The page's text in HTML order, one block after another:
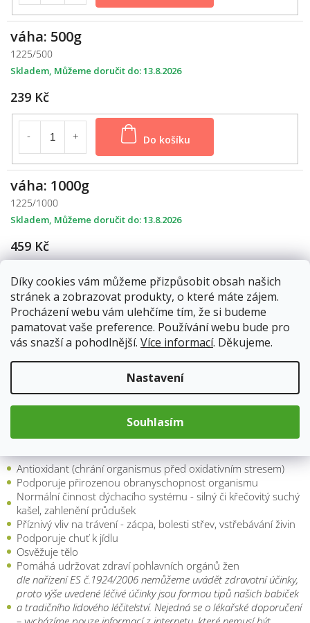
Díky cookies vám můžeme přizpůsobit obsah našich
stránek a zobrazovat produkty, o které máte zájem.
Procházení webu vám ulehčíme tím, že si budeme
pamatovat vaše preference. Používání webu bude pro
vás snazší a pohodlnější. Více informací. Děkujeme.
Nastavení
Souhlasím
váha: 500g
1225/500
239 Kč
Do košíku
Skladem 13.8.2026
váha: 1000g
1225/1000
459 Kč
Do košíku
Skladem 13.8.2026
Složení a účinné látky lišejníku
Membránové slizy, hlavně lichenin a isolichenin, pektiny, ligniny
a lišejníkové kyseliny, vitamín A, vitamíny řady B a jód, lišejníkové
kyseliny, především fumaroprotocetrarová, protolichesterová a
Účinky lišejníku
Antioxidant (chrání organismus před oxidativním stresem)
Podporuje přirozenou obranyschopnost organismu
Normální činnost dýchacího systému - silný či křečovitý suchý
kašel, zahlenění průdušek
Příznivý vliv na trávení - zácpa, bolesti střev, vstřebávání živin
Podporuje chuť k jídlu
Osvěžuje tělo
Pomáhá udržovat zdraví pohlavních orgánů žen
dle nařízení ES č.1924/2006 nemůžeme uvádět zdravotní účinky,
proto výše uvedené léčivé účinky jsou formou tipů našich babiček
a tradičního lidového léčitelství. Nejedná se o lékařské doporučení